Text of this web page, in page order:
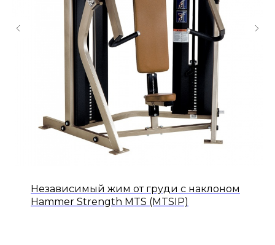
Независимый жим от груди с наклоном
Hammer Strength MTS (MTSIP)